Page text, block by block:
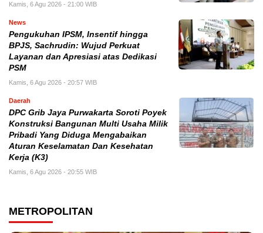
Kamis, 6 Agu 2026 - 21:00 WIB
News
Pengukuhan IPSM, Insentif hingga
BPJS, Sachrudin: Wujud Perkuat
Layanan dan Apresiasi atas Dedikasi
PSM
Kamis, 6 Agu 2026 - 20:57 WIB
Daerah
DPC Grib Jaya Purwakarta Soroti Poyek
Konstruksi Bangunan Multi Usaha Milik
Pribadi Yang Diduga Mengabaikan
Aturan Keselamatan Dan Kesehatan
Kerja (K3)
Kamis, 6 Agu 2026 - 20:55 WIB
METROPOLITAN